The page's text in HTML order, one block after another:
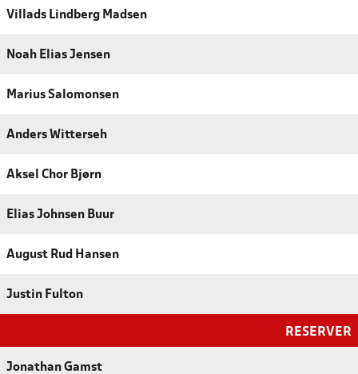
Villads Lindberg Madsen
Noah Elias Jensen
Marius Salomonsen
Anders Witterseh
Aksel Chor Bjørn
Elias Johnsen Buur
August Rud Hansen
Justin Fulton
RESERVER
Jonathan Gamst